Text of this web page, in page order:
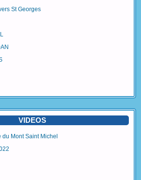
St Georges
VIDEOS
du Mont Saint Michel